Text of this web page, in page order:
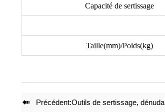
Capacité de sertissage
Taille(mm)/Poids(kg)
 Précédent:Outils de sertissage, dénudage et coupe RJ12 RJ11 HT-N5684R